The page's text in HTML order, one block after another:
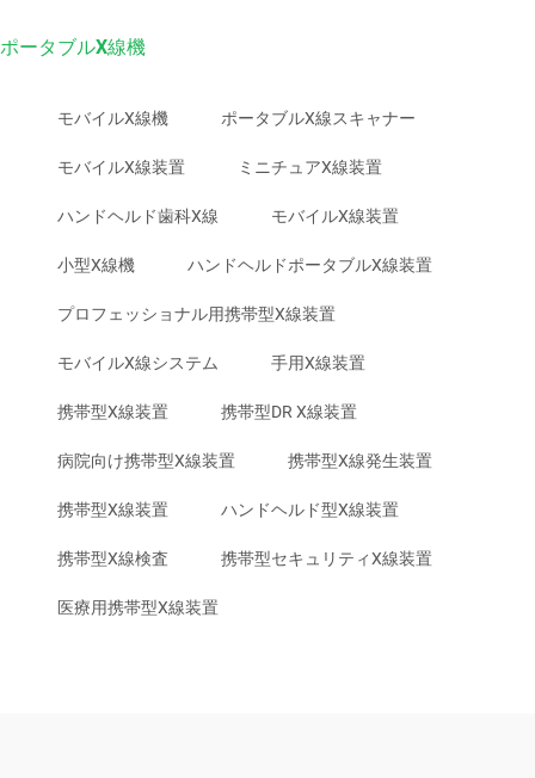
ポータブルX線機
モバイルX線機 ポータブルX線スキャナー
モバイルX線装置 ミニチュアX線装置
ハンドヘルド歯科X線 モバイルX線装置
小型X線機 ハンドヘルドポータブルX線装置
プロフェッショナル用携帯型X線装置
モバイルX線システム 手用X線装置
携帯型X線装置 携帯型DR X線装置
病院向け携帯型X線装置 携帯型X線発生装置
携帯型X線装置 ハンドヘルド型X線装置
携帯型X線検査 携帯型セキュリティX線装置
医療用携帯型X線装置